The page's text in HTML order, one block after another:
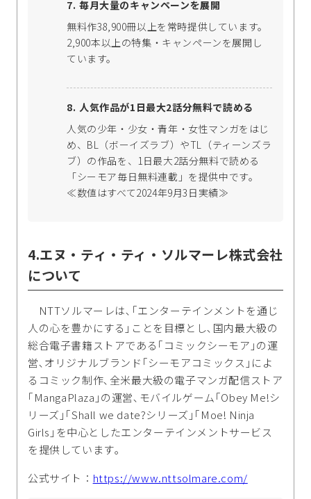
毎月大量のキャンペーンを展開
無料作38,900冊以上を常時提供しています。
2,900本以上の特集・キャンペーンを展開し
ています。
人気作品が1日最大2話分無料で読める
人気の少年・少女・青年・女性マンガをはじ
め、BL（ボーイズラブ）やTL（ティーンズラ
ブ）の作品を、1日最大2話分無料で読める
「シーモア毎日無料連載」を提供中です。
≪数値はすべて2024年9月3日実績≫
4.エヌ・ティ・ティ・ソルマーレ株式会社
について
NTTソルマーレは､｢エンターテインメントを通じ
人の心を豊かにする｣ことを目標とし､国内最大級の
総合電子書籍ストアである｢コミックシーモア｣の運
営､オリジナルブランド｢シーモアコミックス｣によ
るコミック制作､全米最大級の電子マンガ配信ストア
｢MangaPlaza｣の運営､モバイルゲーム｢Obey Me!シ
リーズ｣｢Shall we date?シリーズ｣｢Moe! Ninja
Girls｣を中心としたエンターテインメントサービス
を提供しています｡
公式サイト： https://www.nttsolmare.com/